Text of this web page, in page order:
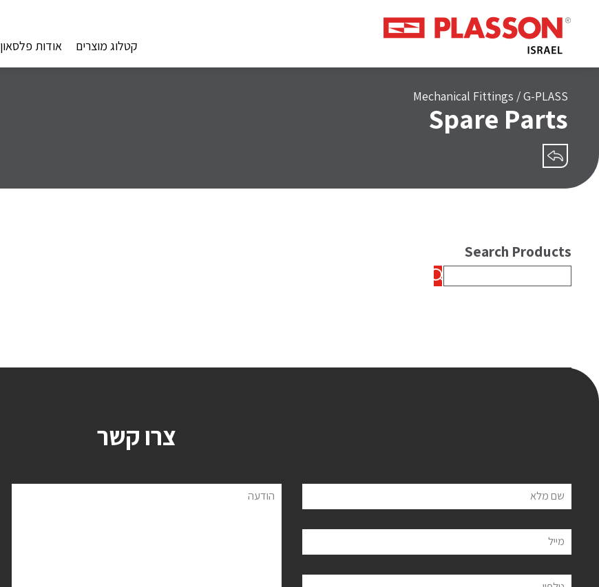
קטלוג מוצרים
אודות פלסאון
Mechanical Fittings /G-PLASS
Spare Parts
Search Products
צרו קשר
שם מלא
מייל
הודעה